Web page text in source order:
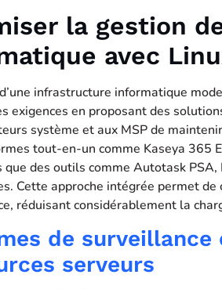
la gestion
avec
infrastructure informatique
exigences en proposant des
système et aux MSP de
tout-en-un comme Kaseya 365
que des outils comme Autotask
Cette approche intégrée permet
réduisant considérablement la
de
serveurs